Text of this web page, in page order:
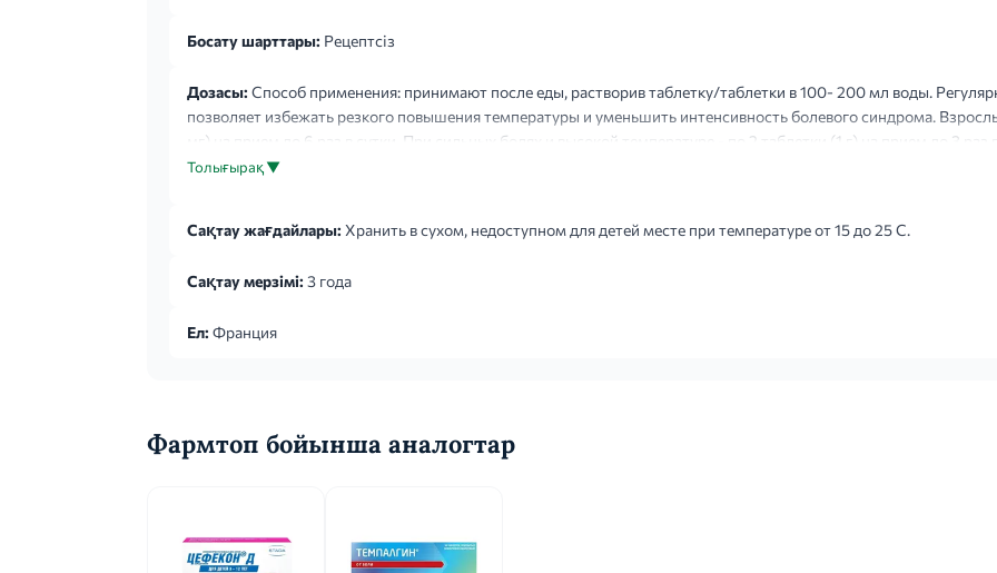
Босату шарттары: Рецептсіз
Дозасы: Способ применения: принимают после еды, растворив таблетку/таблетки в 100- 200 мл воды.
позволяет избежать резкого повышения температуры и уменьшить интенсивность болевого синдрома.
мг) на прием до 6 раз в сутки. При сильных болях и высокой температуре - по 2 таблетки (1 г) на прием до 3
приемами должен составлять 4 часа. Максимальная суточная доза не должна ...
Толығырақ ▼
Сақтау жағдайлары: Хранить в сухом, недоступном для детей месте при температуре от 15 до 25 С.
Сақтау мерзімі: 3 года
Ел: Франция
Фармтоп бойынша аналогтар